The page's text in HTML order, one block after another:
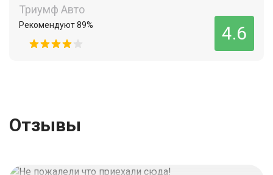
Триумф Авто
Рекомендуют 89% 4.6
Отзывы